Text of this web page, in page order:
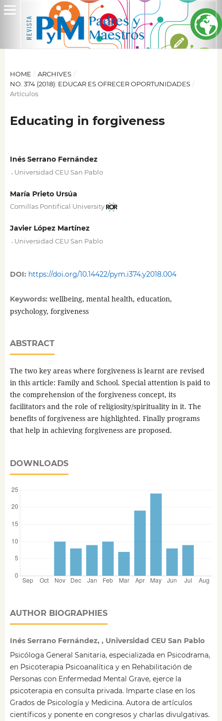
HOME / ARCHIVES /
NO. 374 (2018): EDUCAR ES OFRECER OPORTUNIDADES /
Artículos
Educating in forgiveness
Inés Serrano Fernández
Universidad CEU San Pablo
María Prieto Ursúa
Comillas Pontifical University
Javier López Martínez
Universidad CEU San Pablo
DOI: https://doi.org/10.14422/pym.i374.y2018.004
Keywords: wellbeing, mental health, education,
psychology, forgiveness
ABSTRACT
The two key areas where forgiveness is learnt are revised
in this article: Family and School. Special attention is paid to
the comprehension of the forgiveness concept, its
facilitators and the role of religiosity/spirituality in it. The
benefits of forgiveness are highlighted. Finally programs
that help in achieving forgiveness are proposed.
DOWNLOADS
AUTHOR BIOGRAPHIES
Inés Serrano Fernández, , Universidad CEU San Pablo
Psicóloga General Sanitaria, especializada en Psicodrama,
en Psicoterapia Psicoanalítica y en Rehabilitación de
Personas con Enfermedad Mental Grave, ejerce la
psicoterapia en consulta privada. Imparte clase en los
Grados de Psicología y Medicina. Autora de artículos
científicos y ponente en congresos y charlas divulgativas.